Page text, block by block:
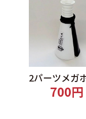
2パーツメガ
700円